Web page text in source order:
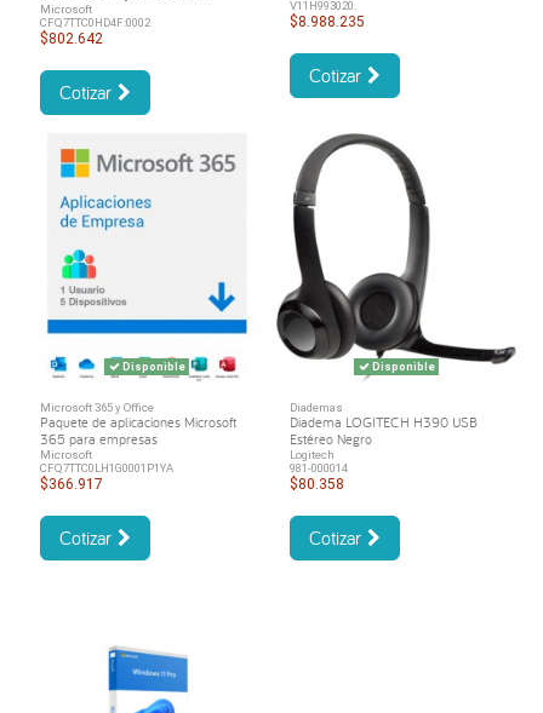
Microsoft
CFQ7TTC0HD4F:0002
$802.642
Cotizar
V11H993020.
$8.988.235
Cotizar
Disponible
Microsoft 365 y Office
Paquete de aplicaciones Microsoft
365 para empresas
Microsoft
CFQ7TTC0LH1G0001P1YA
$366.917
Cotizar
Disponible
Diademas
Diadema LOGITECH H390 USB
Estéreo Negro
Logitech
981-000014
$80.358
Cotizar